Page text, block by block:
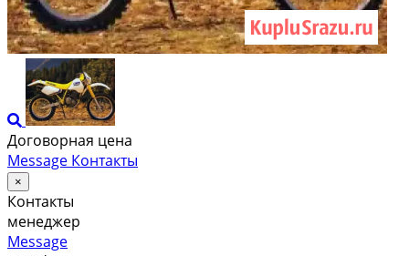
Договорная цена
Message Контакты
×
Контакты
менеджер
Message